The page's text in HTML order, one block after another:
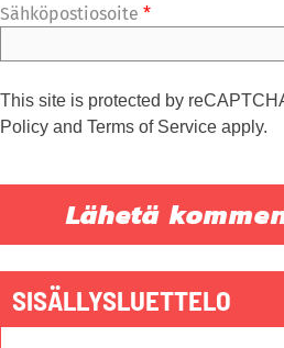
Sähköpostiosoite *
This site is protected by
Policy and Terms of Service apply.
SISÄLLYSLUETTELO